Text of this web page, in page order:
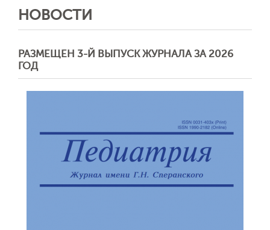
НОВОСТИ
РАЗМЕЩЕН 3-Й ВЫПУСК ЖУРНАЛА ЗА 2026
ГОД